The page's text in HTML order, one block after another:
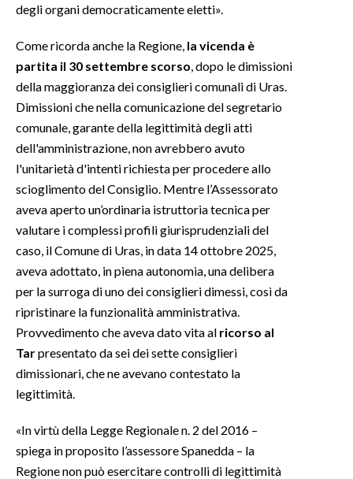
INSULARITÀ
INFO AZIENDE
ABBONATI
NECROLOGI
PUBBLICITÀ
SPIAGGE
STORE
degli organi democraticamente eletti».
Come ricorda anche la Regione, la vicenda è
partita il 30 settembre scorso , dopo le dimissioni
della maggioranza dei consiglieri comunali di Uras.
Dimissioni che nella comunicazione del segretario
comunale, garante della legittimità degli atti
dell'amministrazione, non avrebbero avuto
l'unitarietà d'intenti richiesta per procedere allo
scioglimento del Consiglio. Mentre l’Assessorato
aveva aperto un’ordinaria istruttoria tecnica per
valutare i complessi profili giurisprudenziali del
caso, il Comune di Uras, in data 14 ottobre 2025,
aveva adottato, in piena autonomia, una delibera
per la surroga di uno dei consiglieri dimessi, così da
ripristinare la funzionalità amministrativa.
Provvedimento che aveva dato vita al ricorso al
Tarpresentato da sei dei sette consiglieri
dimissionari, che ne avevano contestato la
legittimità.
«In virtù della Legge Regionale n. 2 del 2016 –
spiega in proposito l’assessore Spanedda – la
Regione non può esercitare controlli di legittimità